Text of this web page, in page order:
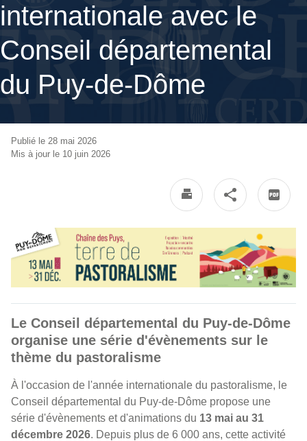
internationale avec le
Conseil départemental
du Puy-de-Dôme
Publié le 28 mai 2026
Mis à jour le 10 juin 2026
Le Conseil départemental du Puy-de-Dôme
organise une série d'évènements sur le
thème du pastoralisme
À l'occasion de l'année internationale du pastoralisme, le
Conseil départemental du Puy-de-Dôme propose une
série d'évènements et d'animations du 13 mai au 31
décembre 2026. Depuis plus de 6 000 ans, cette activité